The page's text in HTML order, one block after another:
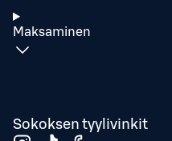
Maksaminen
Sokoksen tyylivinkit